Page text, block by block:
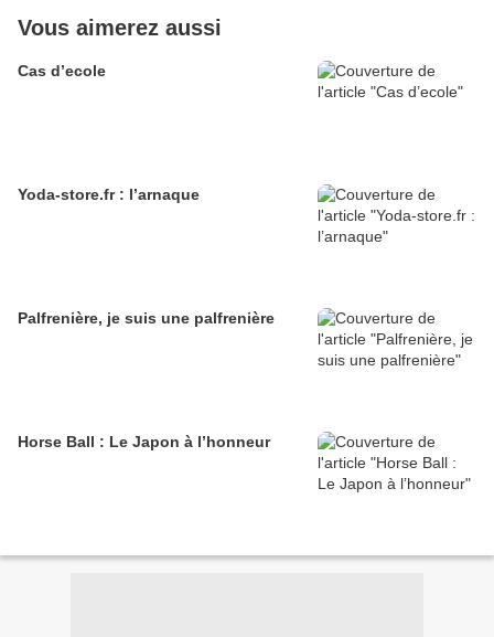
Vous aimerez aussi
Cas d’ecole
Yoda-store.fr : l’arnaque
Palfrenière, je suis une palfrenière
Horse Ball : Le Japon à l’honneur